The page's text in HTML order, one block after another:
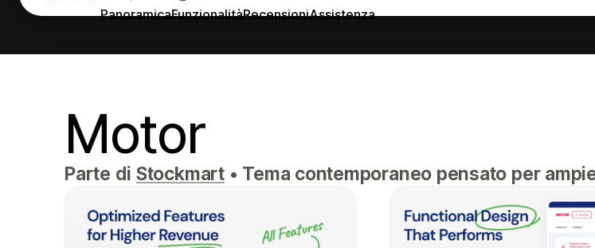
PanoramicaFunzionalitàRecensioniAssistenza
Motor
Parte di Stockmart • Tema contemporaneo pensato per